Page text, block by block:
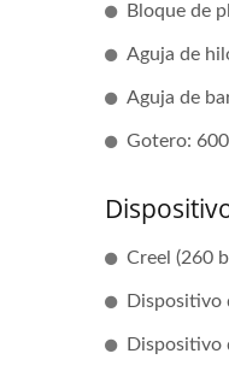
Bloque de
Aguja de
Aguja de
Gotero: 600
Creel (260
Dispositivo
Dispositivo